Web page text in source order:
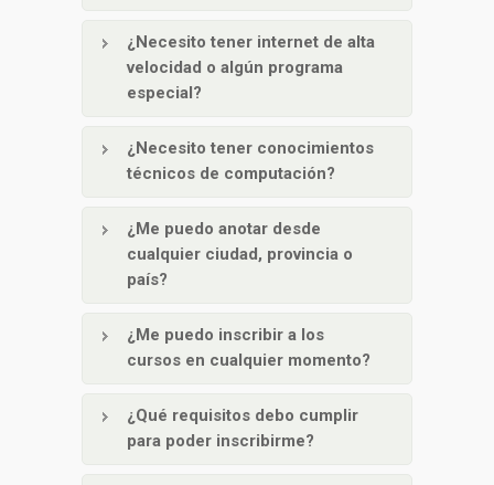
¿Necesito tener internet de alta
velocidad o algún programa
especial?
¿Necesito tener conocimientos
técnicos de computación?
¿Me puedo anotar desde
cualquier ciudad, provincia o
país?
¿Me puedo inscribir a los
cursos en cualquier momento?
¿Qué requisitos debo cumplir
para poder inscribirme?